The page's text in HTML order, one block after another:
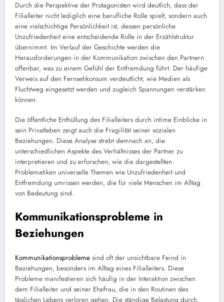
Durch die Perspektive der Protagonisten wird deutlich, dass der
Filialleiter nicht lediglich eine berufliche Rolle spielt, sondern auch
eine vielschichtige Persönlichkeit ist, dessen persönliche
Unzufriedenheit eine entscheidende Rolle in der Erzählstruktur
übernimmt. Im Verlauf der Geschichte werden die
Herausforderungen in der Kommunikation zwischen den Partnern
offenbar, was zu einem Gefühl der Entfremdung führt. Der häufige
Verweis auf den Fernsehkonsum verdeutlicht, wie Medien als
Fluchtweg eingesetzt werden und zugleich Spannungen verstärken
können.
Die öffentliche Enthüllung des Filialleiters durch intime Einblicke in
sein Privatleben zeigt auch die Fragilität seiner sozialen
Beziehungen. Diese Analyse strebt demnach an, die
unterschiedlichen Aspekte des Verhältnisses der Partner zu
interpretieren und zu erforschen, wie die dargestellten
Problematiken universelle Themen wie Unzufriedenheit und
Entfremdung umrissen werden, die für viele Menschen im Alltag
von Bedeutung sind.
Kommunikationsprobleme in
Beziehungen
Kommunikationsprobleme sind oft der unsichtbare Feind in
Beziehungen, besonders im Alltag eines Filialleiters. Diese
Probleme manifestieren sich häufig in der Interaktion zwischen
dem Filialleiter und seiner Ehefrau, die in den Routinen des
täglichen Lebens verloren gehen. Die ständige Belastung durch